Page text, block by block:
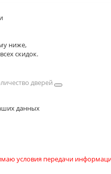
ниже,
скидок.
дверей
данных
условия передачи